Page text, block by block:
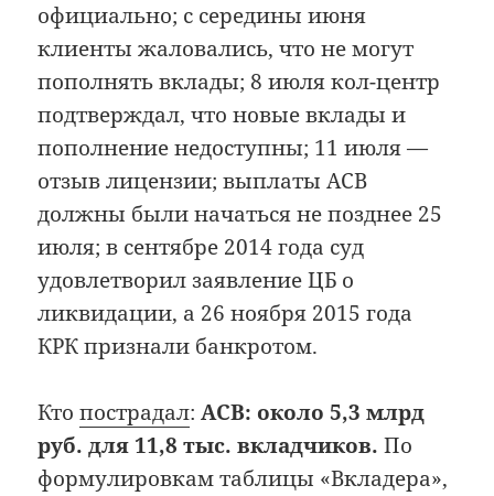
официально; с середины июня
клиенты жаловались, что не могут
пополнять вклады; 8 июля кол-центр
подтверждал, что новые вклады и
пополнение недоступны; 11 июля —
отзыв лицензии; выплаты АСВ
должны были начаться не позднее 25
июля; в сентябре 2014 года суд
удовлетворил заявление ЦБ о
ликвидации, а 26 ноября 2015 года
КРК признали банкротом.
Ктопострадал:АСВ: около 5,3 млрд
руб. для 11,8 тыс. вкладчиков. По
формулировкам таблицы «Вкладера»,